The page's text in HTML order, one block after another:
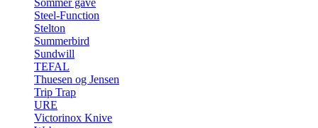
Sommer gave
Steel-Function
Stelton
Summerbird
Sundwill
TEFAL
Thuesen og Jensen
Trip Trap
URE
Victorinox Knive